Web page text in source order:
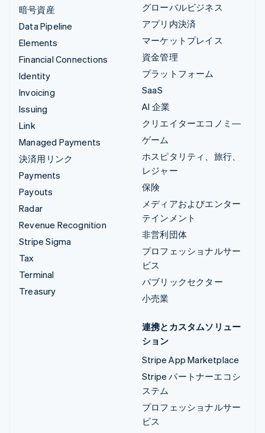
暗号資産
Data Pipeline
Elements
Financial Connections
Identity
Invoicing
Issuing
Link
Managed Payments
決済用リンク
Payments
Payouts
Radar
Revenue Recognition
Stripe Sigma
Tax
Terminal
Treasury
グローバルビジネス
アプリ内決済
マーケットプレイス
資金管理
プラットフォーム
SaaS
AI 企業
クリエイターエコノミ―
ゲーム
ホスピタリティ、旅行、
レジャー
保険
メディアおよびエンター
テインメント
非営利団体
プロフェッショナルサー
ビス
パブリックセクター
小売業
連携とカスタムソリュー
ション
Stripe App Marketplace
Stripe パートナーエコシ
ステム
プロフェッショナルサー
ビス